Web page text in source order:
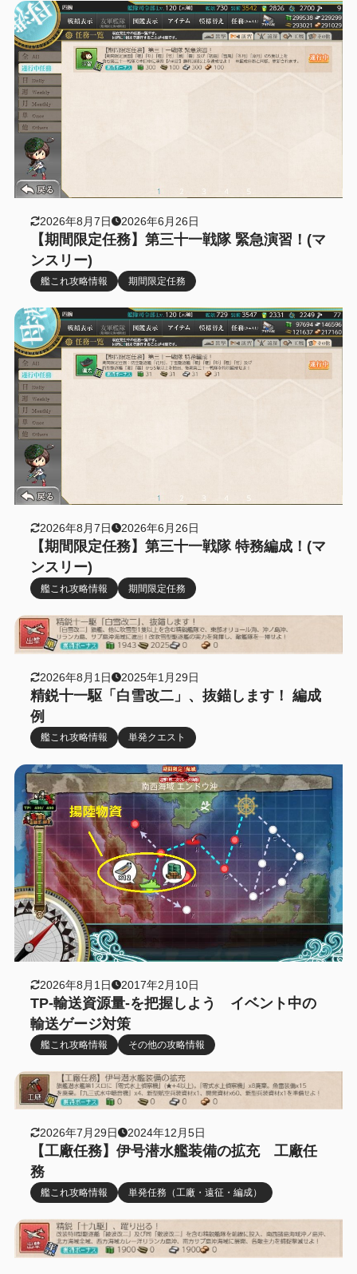
2026年8月7日 2026年6月26日
【期間限定任務】第三十一戦隊 緊急演習！(マ
ンスリー)
艦これ攻略情報 期間限定任務
2026年8月7日 2026年6月26日
【期間限定任務】第三十一戦隊 特務編成！(マ
ンスリー)
艦これ攻略情報 期間限定任務
2026年8月1日 2025年1月29日
精鋭十一駆「白雪改二」、抜錨します！ 編成
例
艦これ攻略情報 単発クエスト
2026年8月1日 2017年2月10日
TP-輸送資源量-を把握しよう イベント中の
輸送ゲージ対策
艦これ攻略情報 その他の攻略情報
2026年7月29日 2024年12月5日
【工廠任務】伊号潜水艦装備の拡充 工廠任
務
艦これ攻略情報 単発任務（工廠・遠征・編成）